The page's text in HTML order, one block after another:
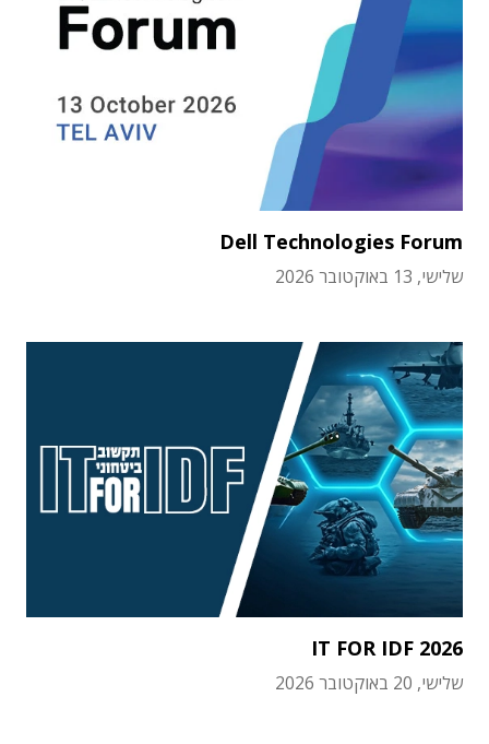
Dell Technologies Forum
שלישי, 13 באוקטובר 2026
IT FOR IDF 2026
שלישי, 20 באוקטובר 2026